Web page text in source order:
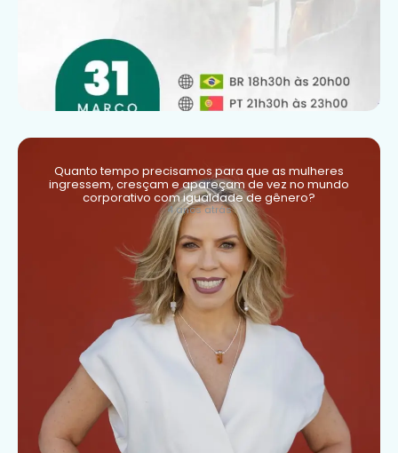
Quanto tempo precisamos para que as mulheres
ingressem, cresçam e apareçam de vez no mundo
corporativo com igualdade de gênero?
4 anos atrás